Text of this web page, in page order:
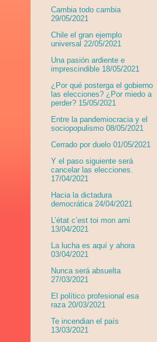
Cambia todo cambia
29/05/2021
Chile el gran ejemplo
universal 22/05/2021
Una pasión ardiente e
imprescindible 18/05/2021
¿Por qué posterga el gobierno
las elecciones? ¿Por miedo a
perder? 15/05/2021
Entre la pandemiocracia y el
sociopopulismo 08/05/2021
Cerrado por duelo 01/05/2021
Y el paso siguiente será
cancelar las elecciones.
17/04/2021
Hacia la dictadura
democrática 24/04/2021
L’état c’est toi mon ami
13/04/2021
La lucha es aquí y ahora
03/04/2021
Nunca será absuelta
27/03/2021
El político profesional esa
raza 20/03/2021
Te incendian el país
13/03/2021